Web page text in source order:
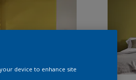
device to enhance site